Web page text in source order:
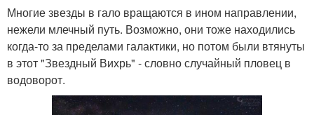
Многие звезды в гало вращаются в ином направлении,
нежели млечный путь. Возможно, они тоже находились
когда-то за пределами галактики, но потом были втянуты
в этот "Звездный Вихрь" - словно случайный пловец в
водоворот.